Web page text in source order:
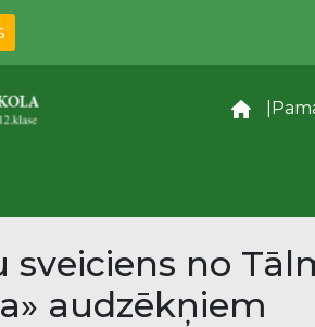
–
sveiciens no
audzēkņiem